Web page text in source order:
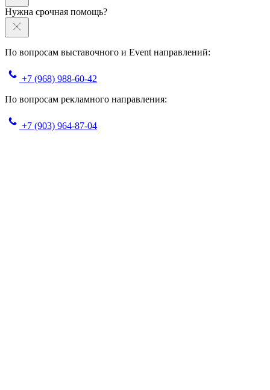
Нужна срочная помощь?
По вопросам выставочного и Event направлений:
+7 (968) 988-60-42
По вопросам рекламного направления:
+7 (903) 964-87-04